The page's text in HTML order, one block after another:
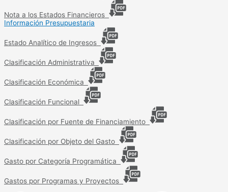
Nota a los Estados Financieros
Información Presupuestaria
Estado Analítico de Ingresos
Clasificación Administrativa
Clasificación Económica
Clasificación Funcional
Clasificación por Fuente de Financiamiento
Clasificación por Objeto del Gasto
Gasto por Categoría Programática
Gastos por Programas y Proyectos